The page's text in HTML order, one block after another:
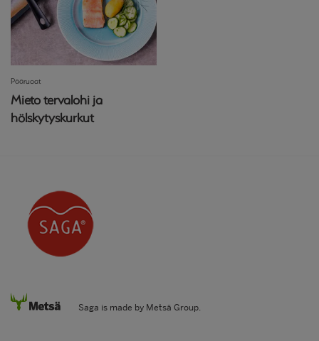
Pääruoat
Mieto tervalohi ja
hölskytyskurkut
Saga is made by Metsä Group.